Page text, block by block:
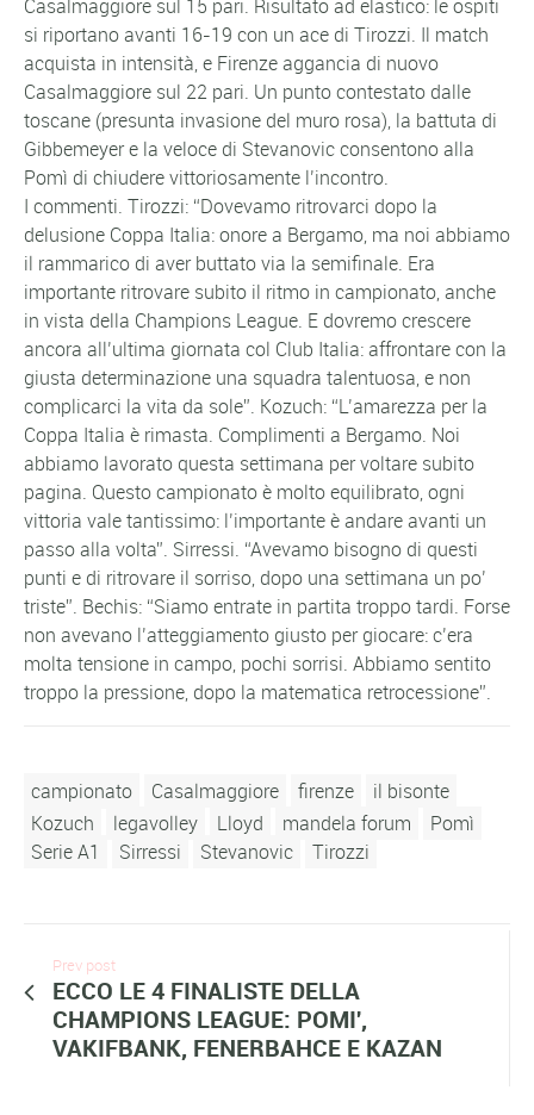
Casalmaggiore sul 15 pari. Risultato ad elastico: le ospiti
si riportano avanti 16-19 con un ace di Tirozzi. Il match
acquista in intensità, e Firenze aggancia di nuovo
Casalmaggiore sul 22 pari. Un punto contestato dalle
toscane (presunta invasione del muro rosa), la battuta di
Gibbemeyer e la veloce di Stevanovic consentono alla
Pomì di chiudere vittoriosamente l’incontro.
I commenti. Tirozzi: “Dovevamo ritrovarci dopo la
delusione Coppa Italia: onore a Bergamo, ma noi abbiamo
il rammarico di aver buttato via la semifinale. Era
importante ritrovare subito il ritmo in campionato, anche
in vista della Champions League. E dovremo crescere
ancora all’ultima giornata col Club Italia: affrontare con la
giusta determinazione una squadra talentuosa, e non
complicarci la vita da sole”. Kozuch: “L’amarezza per la
Coppa Italia è rimasta. Complimenti a Bergamo. Noi
abbiamo lavorato questa settimana per voltare subito
pagina. Questo campionato è molto equilibrato, ogni
vittoria vale tantissimo: l’importante è andare avanti un
passo alla volta”. Sirressi. “Avevamo bisogno di questi
punti e di ritrovare il sorriso, dopo una settimana un po’
triste”. Bechis: “Siamo entrate in partita troppo tardi. Forse
non avevano l’atteggiamento giusto per giocare: c’era
molta tensione in campo, pochi sorrisi. Abbiamo sentito
troppo la pressione, dopo la matematica retrocessione”.
campionato Casalmaggiore firenze
il bisonte
Kozuch
legavolley Lloyd mandela forum
Pomì
Serie A1
Sirressi Stevanovic Tirozzi
Prev post
ECCO LE 4 FINALISTE DELLA
CHAMPIONS LEAGUE: POMI',
VAKIFBANK, FENERBAHCE E KAZAN